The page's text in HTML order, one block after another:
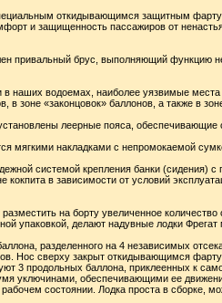
откидывающимся защитным
и защищенность пассажиров от
привальный брус, выполняющий функцию
в наших водоемах, наиболее уязвимые
зоне «законцовок» баллонов, а также в
леерные пояса, обеспечивающие
мягкими накладками с непромокаемой
системой крепления банки
кокпита в зависимости от условий
на борту увеличенное
упаковкой, делают надувные лодки
разделенного на 4 независимых
Нос сверху закрыт откидывающимся
3 продольных баллона, приклеенных к
уключинами, обеспечивающими ее
состоянии. Лодка проста в сборке,